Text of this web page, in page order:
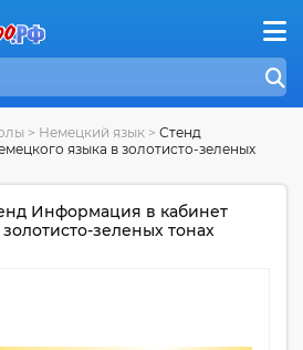
> Немецкий язык > Стенд
языка в золотисто-зеленых
Информация в кабинет
зеленых тонах